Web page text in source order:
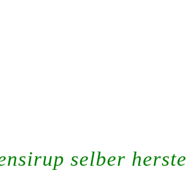
selber